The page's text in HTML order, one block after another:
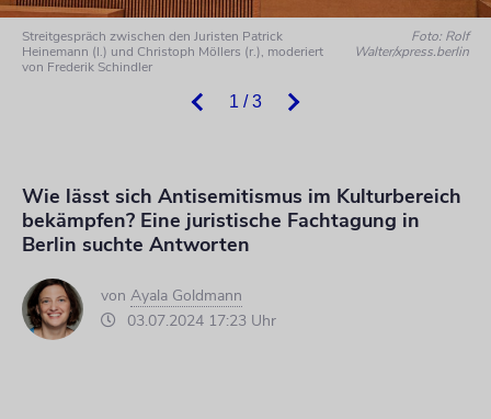
1 / 3
Streitgespräch zwischen den Juristen Patrick
Heinemann (l.) und Christoph Möllers (r.), moderiert
von Frederik Schindler
Foto: Rolf
Walter/xpress.berlin
Wie lässt sich Antisemitismus im Kulturbereich
bekämpfen? Eine juristische Fachtagung in
Berlin suchte Antworten
von Ayala Goldmann
03.07.2024 17:23 Uhr